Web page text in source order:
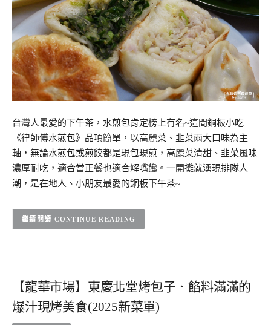
台灣人最愛的下午茶，水煎包肯定榜上有名~這間銅板小吃
《律師傅水煎包》品項簡單，以高麗菜、韭菜兩大口味為主
軸，無論水煎包或煎餃都是現包現煎，高麗菜清甜、韭菜風味
濃厚耐吃，適合當正餐也適合解嘴饞。一開攤就湧現排隊人
潮，是在地人、小朋友最愛的銅板下午茶~
CONTINUE READING
【龍華市場】東慶北堂烤包子．餡料滿滿的
爆汁現烤美食(2025新菜單)